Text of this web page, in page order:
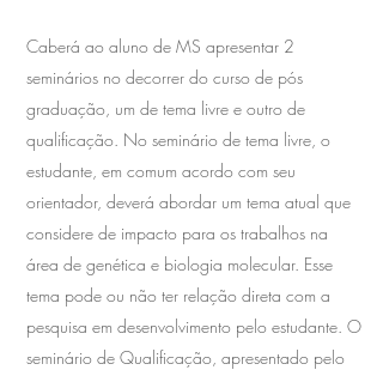
Caberá ao aluno de MS apresentar 2
seminários no decorrer do curso de pós
graduação, um de tema livre e outro de
qualificação. No seminário de tema livre, o
estudante, em comum acordo com seu
orientador, deverá abordar um tema atual que
considere de impacto para os trabalhos na
área de genética e biologia molecular. Esse
tema pode ou não ter relação direta com a
pesquisa em desenvolvimento pelo estudante. O
seminário de Qualificação, apresentado pelo